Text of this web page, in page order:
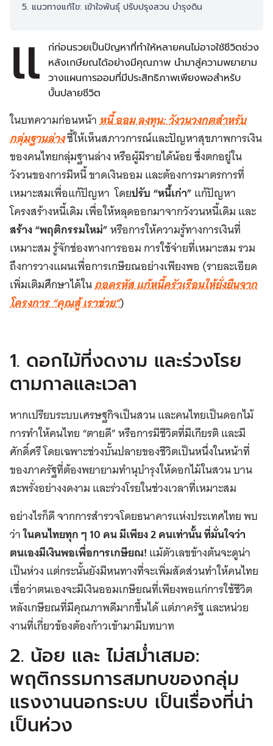
5. แนวทางแก้ไข: เข้าใจพันธุ์ ปรับปรุงสวน บำรุงดิน
แ ก่ก่อนรวยเป็นปัญหาที่ทำให้หลายคนไม่อาจใช้ชีวิตช่วง
หลังเกษียณได้อย่างมีคุณภาพ นำมาสู่ความพยายาม
วางแผนการออมที่มีประสิทธิภาพเพียงพอสำหรับ
บั้นปลายชีวิต
ในบทความก่อนหน้าหนี้ ออม ลงทุน: วังวนวงกตสำหรับ
กลุ่มฐานล่างชี้ให้เห็นสภาวการณ์และปัญหาสุขภาพการเงิน
ของคนไทยกลุ่มฐานล่าง หรือผู้มีรายได้น้อย ซึ่งตกอยู่ใน
วังวนของการมีหนี้ ขาดเงินออม และต้องการมาตรการที่
เหมาะสมเพื่อแก้ปัญหา โดยปรับ “หนี้เก่า”แก้ปัญหา
โครงสร้างหนี้เดิม เพื่อให้หลุดออกมาจากวังวนหนี้เดิม และ
สร้าง “พฤติกรรมใหม่”หรือการให้ความรู้ทางการเงินที่
เหมาะสม รู้จักช่องทางการออม การใช้จ่ายที่เหมาะสม รวม
ถึงการวางแผนเพื่อการเกษียณอย่างเพียงพอ (รายละเอียด
เพิ่มเติมศึกษาได้ในถอดรหัส แก้หนี้ครัวเรือนให้ยั่งยืนจาก
โครงการ “คุณสู้ เราช่วย”)
1. ดอกไม้ที่งดงาม และร่วงโรย
ตามกาลและเวลา
หากเปรียบระบบเศรษฐกิจเป็นสวน และคนไทยเป็นดอกไม้
การทำให้คนไทย “ตายดี” หรือการมีชีวิตที่มีเกียรติ และมี
ศักดิ์ศรี โดยเฉพาะช่วงบั้นปลายของชีวิตเป็นหนึ่งในหน้าที่
ของภาครัฐที่ต้องพยายามทำนุบำรุงให้ดอกไม้ในสวน บาน
สะพรั่งอย่างงดงาม และร่วงโรยในช่วงเวลาที่เหมาะสม
อย่างไรก็ดี จากการสำรวจโดยธนาคารแห่งประเทศไทย พบ
ว่าในคนไทยทุก ๆ10 คน มีเพียง 2 คนเท่านั้น ที่มั่นใจว่า
ตนเองมีเงินพอเพื่อการเกษียณ!แม้ตัวเลขข้างต้นจะดูน่า
เป็นห่วง แต่กระนั้นยังมีหนทางที่จะเพิ่มสัดส่วนทำให้คนไทย
เชื่อว่าตนเองจะมีเงินออมเกษียณที่เพียงพอแก่การใช้ชีวิต
หลังเกษียณที่มีคุณภาพดีมากขึ้นได้ แต่ภาครัฐ และหน่วย
งานที่เกี่ยวข้องต้องก้าวเข้ามามีบทบาท
2. น้อย และ ไม่สม่ำเสมอ:
พฤติกรรมการสมทบของกลุ่ม
แรงงานนอกระบบ เป็นเรื่องที่น่า
เป็นห่วง